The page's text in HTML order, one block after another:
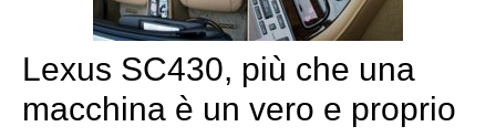
Lexus SC430, più che una
macchina è un vero e proprio